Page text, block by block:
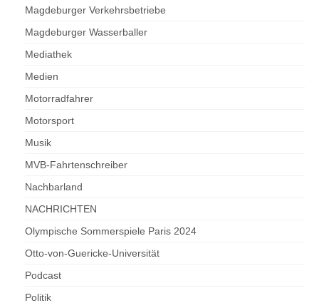
Magdeburger Verkehrsbetriebe
Magdeburger Wasserballer
Mediathek
Medien
Motorradfahrer
Motorsport
Musik
MVB-Fahrtenschreiber
Nachbarland
NACHRICHTEN
Olympische Sommerspiele Paris 2024
Otto-von-Guericke-Universität
Podcast
Politik